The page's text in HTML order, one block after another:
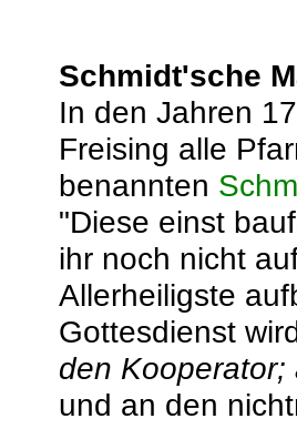
Schmidt'sche
In den Jahren
Freising alle
benannten
"Diese einst
ihr noch nicht
Allerheiligste
Gottesdienst
den
und an den